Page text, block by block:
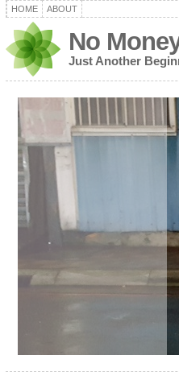
HOME ABOUT
No
Just Another